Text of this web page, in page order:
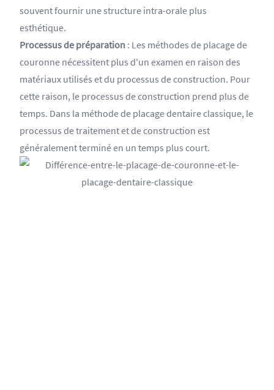
souvent fournir une structure intra-orale plus
esthétique.
Processus de préparation : Les méthodes de placage de
couronne nécessitent plus d'un examen en raison des
matériaux utilisés et du processus de construction. Pour
cette raison, le processus de construction prend plus de
temps. Dans la méthode de placage dentaire classique, le
processus de traitement et de construction est
généralement terminé en un temps plus court.